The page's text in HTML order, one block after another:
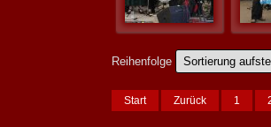
Reihenfolge
Start Zurück 1